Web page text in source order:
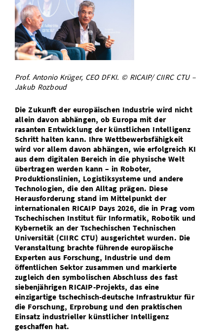
Vom Studium in den Beruf
Study Scheduler
Bibliothek
Open Science/Open Access
Start-ups
IT-Themenabend
Ranking
Zahlen & Fakten
Preise, Auszeichnungen und Förderungen
Kontakt
SIC Merchandise
SIC Podcast
Anfahrt
AnsprechpartnerInnen, Personen, Forschungsgruppen
Termine, Vorträge und Veranstaltungen
Alumni
Prof. Antonio Krüger, CEO DFKI. © RICAIP/ CIIRC CTU –
Jakub Rozboud
Die Zukunft der europäischen Industrie wird nicht
allein davon abhängen, ob Europa mit der
rasanten Entwicklung der künstlichen Intelligenz
Schritt halten kann. Ihre Wettbewerbsfähigkeit
wird vor allem davon abhängen, wie erfolgreich KI
aus dem digitalen Bereich in die physische Welt
übertragen werden kann – in Roboter,
Produktionslinien, Logistiksysteme und andere
Technologien, die den Alltag prägen. Diese
Herausforderung stand im Mittelpunkt der
internationalen RICAIP Days 2026, die in Prag vom
Tschechischen Institut für Informatik, Robotik und
Kybernetik an der Tschechischen Technischen
Universität (CIIRC CTU) ausgerichtet wurden. Die
Veranstaltung brachte führende europäische
Experten aus Forschung, Industrie und dem
öffentlichen Sektor zusammen und markierte
zugleich den symbolischen Abschluss des fast
siebenjährigen RICAIP-Projekts, das eine
einzigartige tschechisch-deutsche Infrastruktur für
die Forschung, Erprobung und den praktischen
Einsatz industrieller künstlicher Intelligenz
geschaffen hat.